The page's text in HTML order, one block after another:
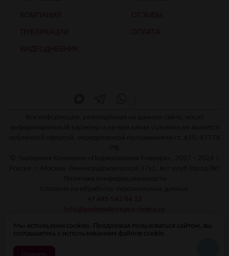
КОМПАНИЯ
ПУБЛИКАЦИИ
ВИДЕОДНЕВНИК
ОТЗЫВЫ
ОПЛАТА
+7 495 543 84 13
info@podmoskovnaya-riviera.ru
Полезная информация
Мы используем cookies. Продолжая пользоваться сайтом, вы
соглашаетесь с использованием файлов cookie.